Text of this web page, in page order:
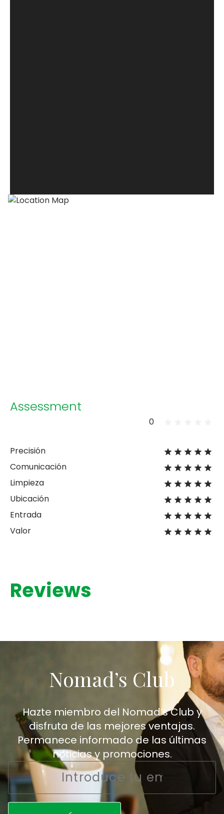
Assessment
0
Precisión
Comunicación
Limpieza
Ubicación
Entrada
Valor
Reviews
Nomad’s Club
Hazte miembro del Nomad’s Club y
disfruta de las mejores ventajas.
Permanece informado de las últimas
noticias y promociones.
Email
*